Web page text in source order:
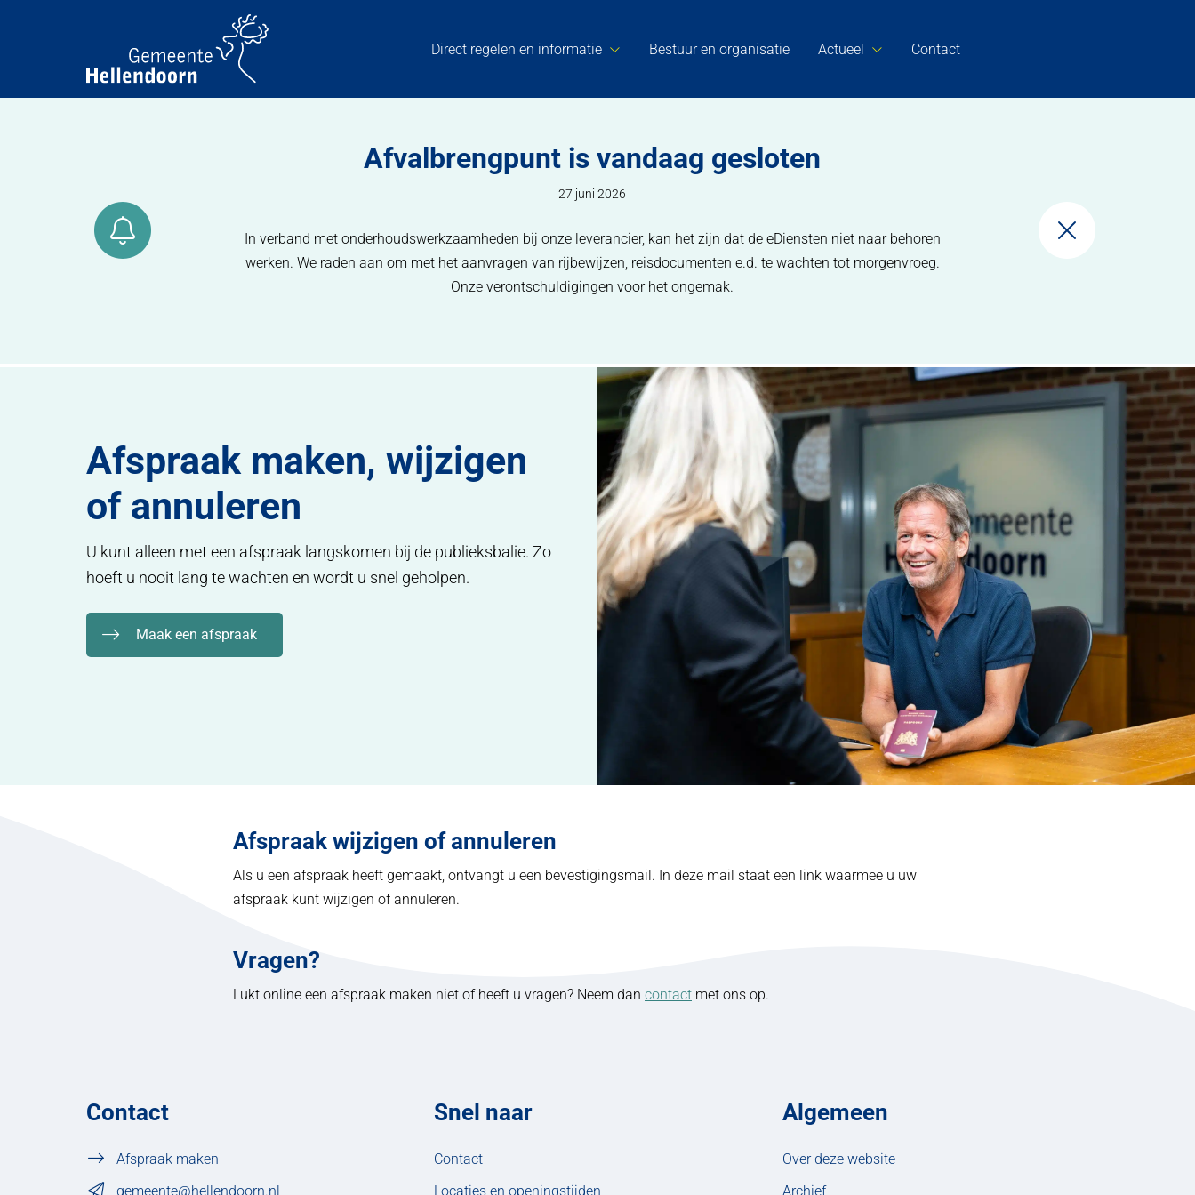
Direct regelen en informatie Bestuur en organisatie Actueel Contact
Afvalbrengpunt is vandaag gesloten
27 juni 2026
In verband met onderhoudswerkzaamheden bij onze leverancier, kan het zijn dat de eDiensten niet naar behoren
werken. We raden aan om met het aanvragen van rijbewijzen, reisdocumenten e.d. te wachten tot morgenvroeg.
Onze verontschuldigingen voor het ongemak.
Afspraak maken, wijzigen
of annuleren
U kunt alleen met een afspraak langskomen bij de publieksbalie. Zo
hoeft u nooit lang te wachten en wordt u snel geholpen.
Maak een afspraak
Afspraak wijzigen of annuleren
Als u een afspraak heeft gemaakt, ontvangt u een bevestigingsmail. In deze mail staat een link waarmee u uw
afspraak kunt wijzigen of annuleren.
Vragen?
Lukt online een afspraak maken niet of heeft u vragen? Neem dan contact met ons op.
Contact
Afspraak maken
gemeente@hellendoorn.nl
Snel naar
Contact
Locaties en openingstijden
Algemeen
Over deze website
Archief